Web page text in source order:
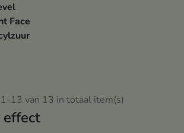
effect
Face
13 van 13 in totaal item(s)